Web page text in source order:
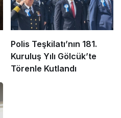
Polis Teşkilatı’nın 181.
Kuruluş Yılı Gölcük’te
Törenle Kutlandı